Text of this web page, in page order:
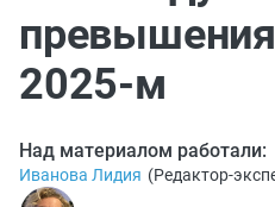
2025-м
Над материалом работали:
Иванова Лидия (Редактор-